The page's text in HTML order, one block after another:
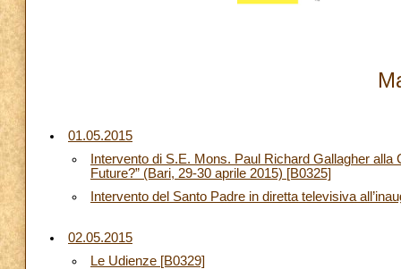
01.05.2015
Intervento di S.E. Mons. Paul Richard Gallagher
Future?” (Bari, 29-30 aprile 2015) [B0325]
Intervento del Santo Padre in diretta televisiva
02.05.2015
Le Udienze [B0329]